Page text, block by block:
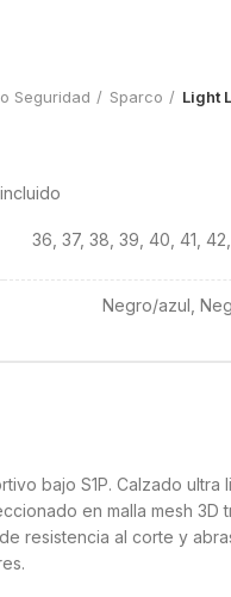
Seguridad Sparco Light
36, 37, 38, 39, 40, 41,
Negro/azul,
bajo S1P. Calzado ultra
en malla mesh 3D
resistencia al corte y